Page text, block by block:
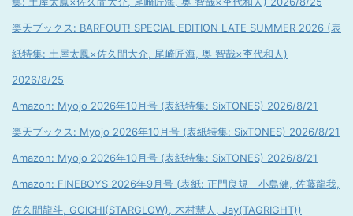
楽天ブックス: BARFOUT! SPECIAL EDITION LATE SUMMER 2026 (表
紙特集: 土屋太鳳×佐久間大介, 尾崎匠海, 奥 智哉×杢代和人)
2026/8/25
Amazon: Myojo 2026年10月号 (表紙特集: SixTONES) 2026/8/21
楽天ブックス: Myojo 2026年10月号 (表紙特集: SixTONES) 2026/8/21
Amazon: Myojo 2026年10月号 (表紙特集: SixTONES) 2026/8/21
Amazon: FINEBOYS 2026年9月号 (表紙: 正門良規 小島健, 佐藤龍我,
佐久間龍斗, GOICHI(STARGLOW), 木村慧人, Jay(TAGRIGHT))